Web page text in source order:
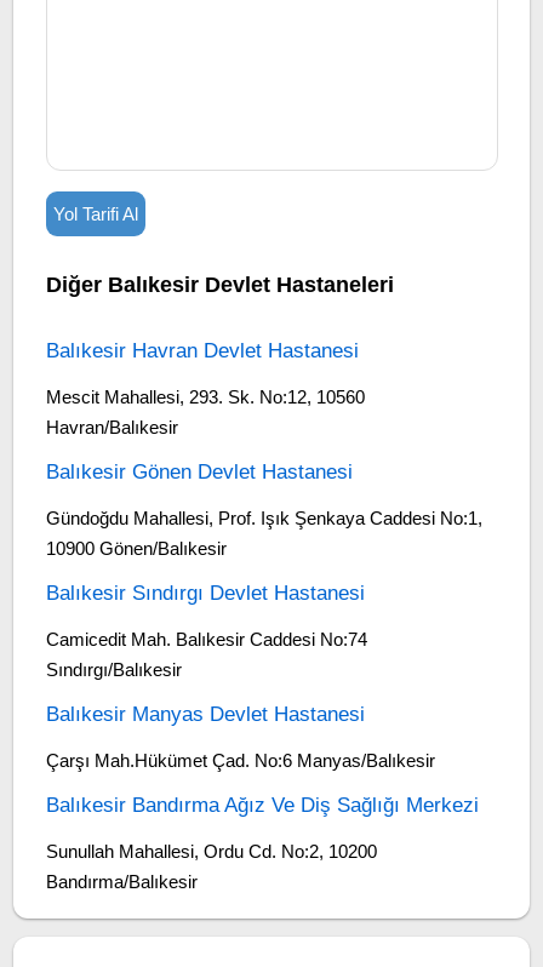
Yol Tarifi Al
Diğer Balıkesir Devlet Hastaneleri
Balıkesir Havran Devlet Hastanesi
Mescit Mahallesi, 293. Sk. No:12, 10560
Havran/Balıkesir
Balıkesir Gönen Devlet Hastanesi
Gündoğdu Mahallesi, Prof. Işık Şenkaya Caddesi No:1,
10900 Gönen/Balıkesir
Balıkesir Sındırgı Devlet Hastanesi
Camicedit Mah. Balıkesir Caddesi No:74
Sındırgı/Balıkesir
Balıkesir Manyas Devlet Hastanesi
Çarşı Mah.Hükümet Çad. No:6 Manyas/Balıkesir
Balıkesir Bandırma Ağız Ve Diş Sağlığı Merkezi
Sunullah Mahallesi, Ordu Cd. No:2, 10200
Bandırma/Balıkesir